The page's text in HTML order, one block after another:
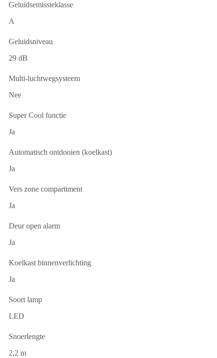
Geluidsemissieklasse
A
Geluidsniveau
29 dB
Multi-luchtwegsysteem
Nee
Super Cool functie
Ja
Automatisch ontdooien (koelkast)
Ja
Vers zone compartiment
Ja
Deur open alarm
Ja
Koelkast binnenverlichting
Ja
Soort lamp
LED
Snoerlengte
2,2 m